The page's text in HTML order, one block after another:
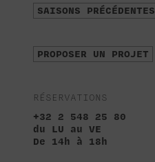
SAISONS PRÉCÉDENTES
PROPOSER UN PROJET
RÉSERVATIONS
+32 2 548 25 80
du LU au VE
De 14h à 18h